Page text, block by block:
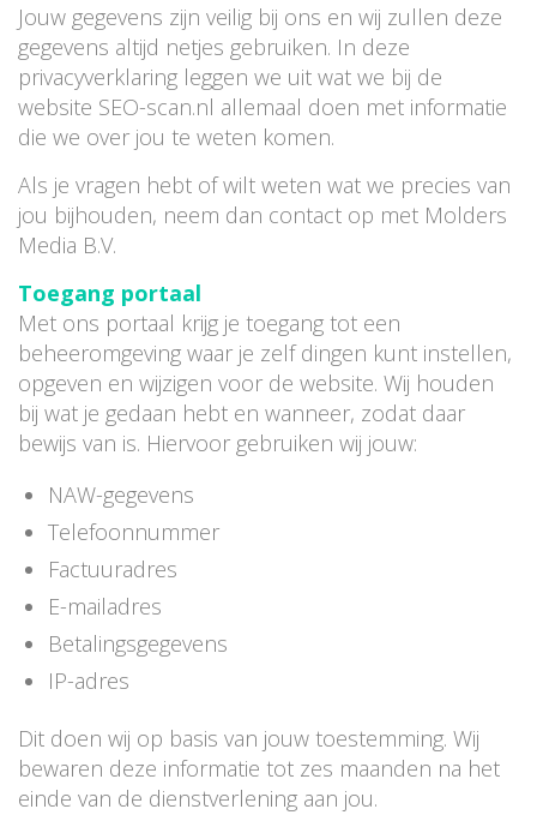
Jouw gegevens zijn veilig bij ons en wij zullen deze
gegevens altijd netjes gebruiken. In deze
privacyverklaring leggen we uit wat we bij de
website SEO-scan.nl allemaal doen met informatie
die we over jou te weten komen.
Als je vragen hebt of wilt weten wat we precies van
jou bijhouden, neem dan contact op met Molders
Media B.V.
Toegang portaal
Met ons portaal krijg je toegang tot een
beheeromgeving waar je zelf dingen kunt instellen,
opgeven en wijzigen voor de website. Wij houden
bij wat je gedaan hebt en wanneer, zodat daar
bewijs van is. Hiervoor gebruiken wij jouw:
NAW-gegevens
Telefoonnummer
Factuuradres
E-mailadres
Betalingsgegevens
IP-adres
Dit doen wij op basis van jouw toestemming. Wij
bewaren deze informatie tot zes maanden na het
einde van de dienstverlening aan jou.